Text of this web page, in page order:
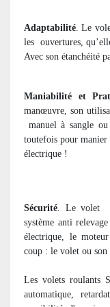
Adaptabilité . Le
les ouvertures,
Avec son étanchéité
Maniabilité et
manœuvre, son
manuel à sangle
toutefois pour manier
électrique !
Sécurité . Le volet
système anti
électrique, le
coup : le volet ou son
Les volets roulants
automatique,